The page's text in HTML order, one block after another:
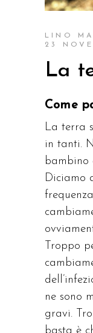
LINO
23
La
Come
La terra
in tanti.
bambino
Diciamo
Troppo
ne sono
gravi.